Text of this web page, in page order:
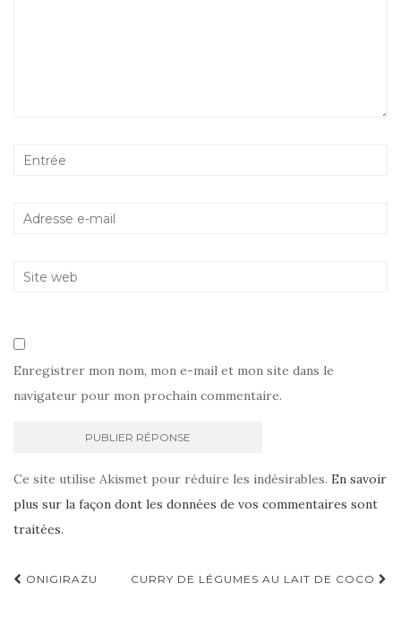
Enregistrer mon nom, mon e-mail et mon site dans le
navigateur pour mon prochain commentaire.
Ce site utilise Akismet pour réduire les indésirables. En savoir
plus sur la façon dont les données de vos commentaires sont
traitées.
Navigation
ONIGIRAZU CURRY DE LÉGUMES AU LAIT DE COCO